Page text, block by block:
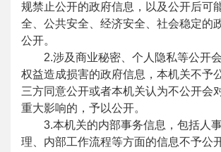
规禁止公开的政府信息，以及公开后可
全、公共安全、经济安全、社会稳定的
公开。
2.涉及商业秘密、个人隐私等公开
权益造成损害的政府信息，本机关不予
三方同意公开或者本机关认为不公开会
重大影响的，予以公开。
3.本机关的内部事务信息，包括人
理、内部工作流程等方面的信息不予公开